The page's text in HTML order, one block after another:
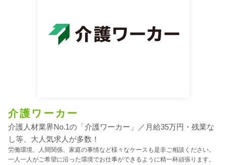
介護ワーカー
介護人材業界No.1の「介護ワーカー」／月給35万円・残業な
し等、大人気求人が多数！
労働環境、人間関係、家庭の事情など様々なケースも是非ご相談ください。
一人一人がご希望に沿った環境でお仕事ができるように精一杯頑張ります。